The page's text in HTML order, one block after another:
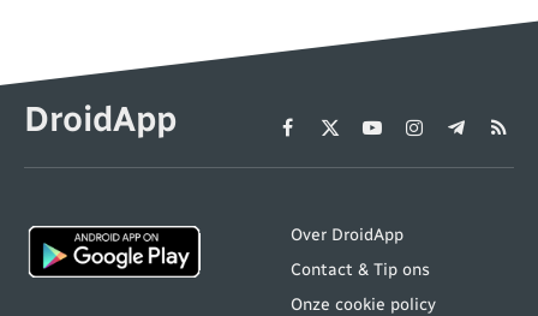
DroidApp Facebook
X
(Twitter)
YouTubeInstagram
Telegram
RSS
Over DroidApp
Contact & Tip ons
Onze cookie policy